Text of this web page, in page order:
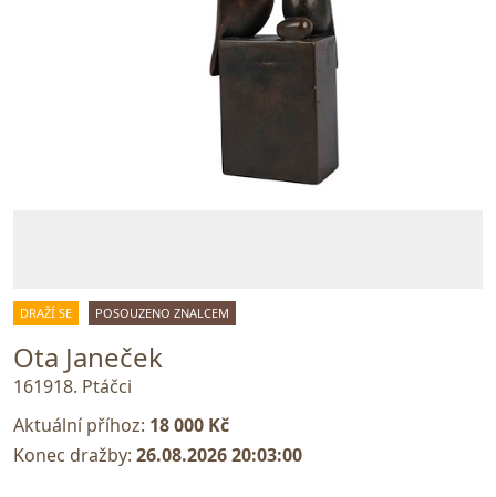
DRAŽÍ SE POSOUZENO ZNALCEM
Ota Janeček
161918. Ptáčci
Aktuální příhoz: 18 000 Kč
Konec dražby: 26.08.2026 20:03:00